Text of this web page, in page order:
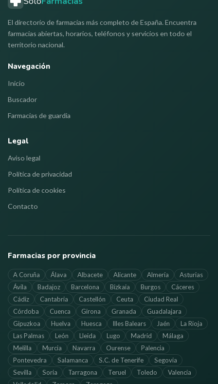
El directorio de farmacias más completo de España. Encuentra
farmacias abiertas, horarios, teléfonos y servicios en todo el
territorio nacional.
Navegación
Inicio
Buscador
Farmacias de guardia
Legal
Aviso legal
Política de privacidad
Política de cookies
Contacto
Farmacias por provincia
A Coruña Álava Albacete Alicante Almería
Asturias
Ávila
Badajoz Barcelona Bizkaia Burgos
Cáceres
Cádiz
Cantabria Castellón Ceuta
Ciudad Real
Córdoba
Cuenca Girona Granada
Guadalajara
Gipuzkoa
Huelva Huesca Illes Balears Jaén
La Rioja
Las Palmas
León Lleida Lugo Madrid
Málaga
Melilla
Murcia Navarra Ourense
Palencia
Pontevedra
Salamanca S.C. de Tenerife
Segovia
Sevilla
Soria Tarragona Teruel Toledo
Valencia